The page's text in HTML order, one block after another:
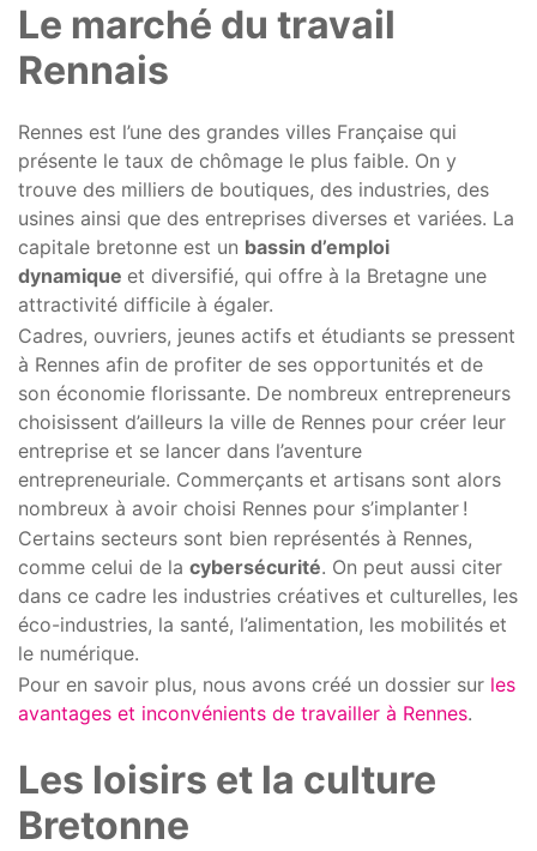
Le marché du travail
Rennais
Rennes est l’une des grandes villes Française qui
présente le taux de chômage le plus faible. On y
trouve des milliers de boutiques, des industries, des
usines ainsi que des entreprises diverses et variées. La
capitale bretonne est un bassin d’emploi
dynamique et diversifié, qui offre à la Bretagne une
attractivité difficile à égaler.
Cadres, ouvriers, jeunes actifs et étudiants se pressent
à Rennes afin de profiter de ses opportunités et de
son économie florissante. De nombreux entrepreneurs
choisissent d’ailleurs la ville de Rennes pour créer leur
entreprise et se lancer dans l’aventure
entrepreneuriale. Commerçants et artisans sont alors
nombreux à avoir choisi Rennes pour s’implanter !
Certains secteurs sont bien représentés à Rennes,
comme celui de la cybersécurité. On peut aussi citer
dans ce cadre les industries créatives et culturelles, les
éco-industries, la santé, l’alimentation, les mobilités et
le numérique.
Pour en savoir plus, nous avons créé un dossier sur les
avantages et inconvénients de travailler à Rennes.
Les loisirs et la culture
Bretonne